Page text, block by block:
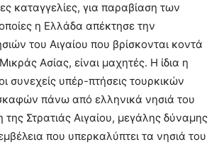
καταγγελίες, για παραβίαση των
η Ελλάδα απέκτησε την
του Αιγαίου που βρίσκονται κοντά
Ασίας, είναι μαχητές. Η ίδια η
συνεχείς υπέρ-πτήσεις τουρκικών
πάνω από ελληνικά νησιά του
της Στρατιάς Αιγαίου, μεγάλης δύναμης
που υπερκαλύπτει τα νησιά του